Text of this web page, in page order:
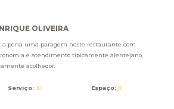
OLIVEIRA
a pena uma paragem neste restaurante com
e atendimento tipicamente alentejano,
acolhedor.
Serviço: 10 Espaço: 8